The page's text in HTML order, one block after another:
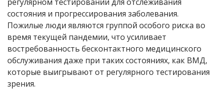
состояния и прогрессирования заболевания.
Пожилые люди являются группой особого риска во
время текущей пандемии, что усиливает
востребованность бесконтактного медицинского
обслуживания даже при таких состояниях, как ВМД,
которые выигрывают от регулярного тестирования
зрения.